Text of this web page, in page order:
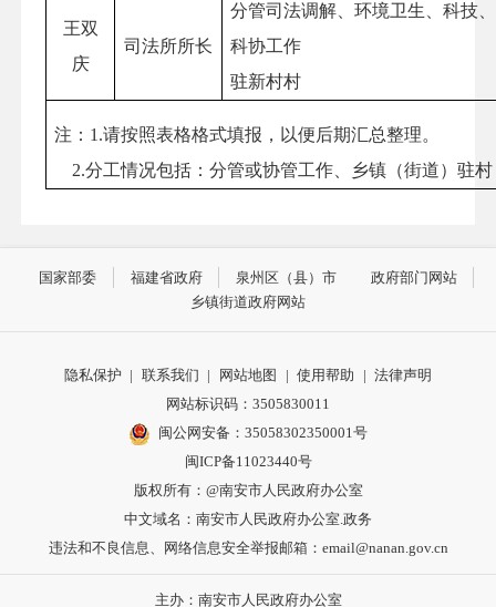
王双
庆
司法所所长
分管司法调解、环境卫生、科技、
科协工作
驻新村村
注： 1.请按照表格格式填报，以便后期汇总整理。
2.分工情况包括：分管或协管工作、乡镇（街道）驻
国家部委 福建省政府 泉州区（县）市
政府部门网站
乡镇街道政府网站
隐私保护 | 联系我们 | 网站地图 | 使用帮助 | 法律声明
网站标识码：3505830011
闽公网安备：35058302350001号
闽ICP备11023440号
版权所有：@南安市人民政府办公室
中文域名：南安市人民政府办公室.政务
违法和不良信息、网络信息安全举报邮箱：email@nanan.gov.cn
主办：南安市人民政府办公室